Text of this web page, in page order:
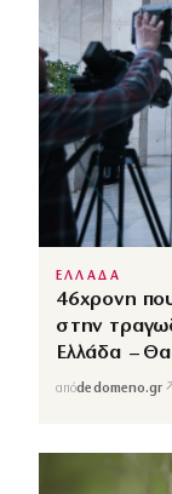
ΕΛΛΑΔΑ
46χρονη
στην
Ελλάδα –
απόdedomeno.gr